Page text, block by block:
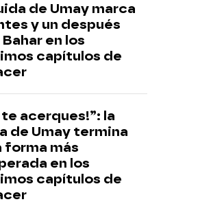
de Umay marca
y un después
en los
capítulos de
te acerques!”: la
de Umay termina
forma más
en los
capítulos de